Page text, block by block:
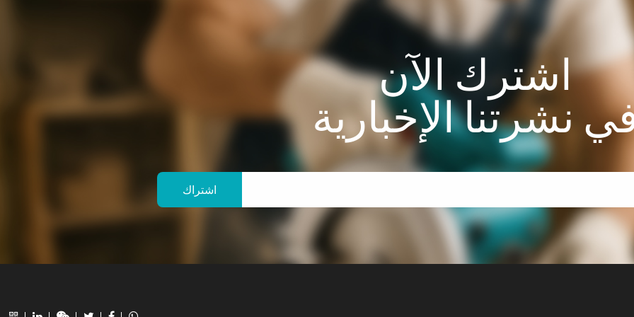
اشترك الآن
نشرتنا الإخبارية
اشتراك